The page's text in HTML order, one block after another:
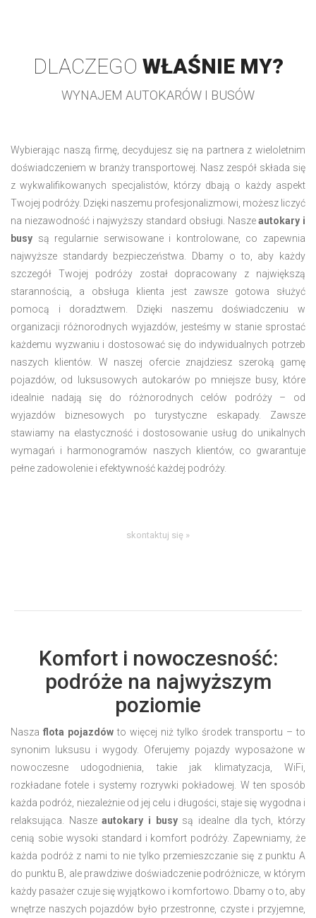
DLACZEGO WŁAŚNIE MY?
WYNAJEM AUTOKARÓW I BUSÓW
Wybierając naszą firmę, decydujesz się na partnera z wieloletnim
doświadczeniem w branży transportowej. Nasz zespół składa się
z wykwalifikowanych specjalistów, którzy dbają o każdy aspekt
Twojej podróży. Dzięki naszemu profesjonalizmowi, możesz liczyć
na niezawodność i najwyższy standard obsługi. Naszeautokary i
busy są regularnie serwisowane i kontrolowane, co zapewnia
najwyższe standardy bezpieczeństwa. Dbamy o to, aby każdy
szczegół Twojej podróży został dopracowany z największą
starannością, a obsługa klienta jest zawsze gotowa służyć
pomocą i doradztwem. Dzięki naszemu doświadczeniu w
organizacji różnorodnych wyjazdów, jesteśmy w stanie sprostać
każdemu wyzwaniu i dostosować się do indywidualnych potrzeb
naszych klientów. W naszej ofercie znajdziesz szeroką gamę
pojazdów, od luksusowych autokarów po mniejsze busy, które
idealnie nadają się do różnorodnych celów podróży – od
wyjazdów biznesowych po turystyczne eskapady. Zawsze
stawiamy na elastyczność i dostosowanie usług do unikalnych
wymagań i harmonogramów naszych klientów, co gwarantuje
pełne zadowolenie i efektywność każdej podróży.
skontaktuj się »
Komfort i nowoczesność:
podróże na najwyższym
poziomie
Nasza flota pojazdów to więcej niż tylko środek transportu – to
synonim luksusu i wygody. Oferujemy pojazdy wyposażone w
nowoczesne udogodnienia, takie jak klimatyzacja, WiFi,
rozkładane fotele i systemy rozrywki pokładowej. W ten sposób
każda podróż, niezależnie od jej celu i długości, staje się wygodna i
relaksująca. Naszeautokary i busysą idealne dla tych, którzy
cenią sobie wysoki standard i komfort podróży. Zapewniamy, że
każda podróż z nami to nie tylko przemieszczanie się z punktu A
do punktu B, ale prawdziwe doświadczenie podróżnicze, w którym
każdy pasażer czuje się wyjątkowo i komfortowo. Dbamy o to, aby
wnętrze naszych pojazdów było przestronne, czyste i przyjemne,